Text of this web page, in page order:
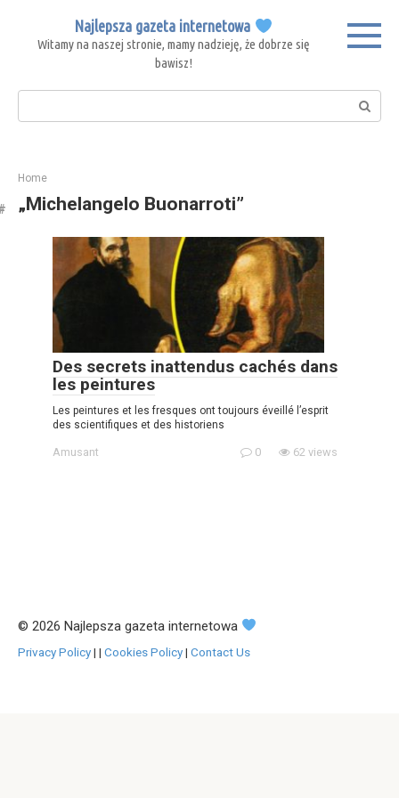
content
Najlepsza gazeta internetowa
Witamy na naszej stronie, mamy nadzieję, że dobrze się
bawisz!
Search:
Home
„Michelangelo Buonarroti”
Des secrets inattendus cachés dans
les peintures
Les peintures et les fresques ont toujours éveillé l’esprit
des scientifiques et des historiens
Amusant 0 62 views
© 2026 Najlepsza gazeta internetowa
Privacy Policy| | Cookies Policy| Contact Us